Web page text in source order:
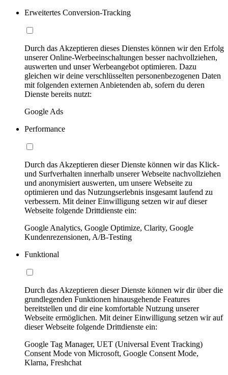
Erweitertes Conversion-Tracking
Durch das Akzeptieren dieses Dienstes können wir den Erfolg
unserer Online-Werbeeinschaltungen besser nachvollziehen,
auswerten und unser Werbeangebot optimieren. Dazu
gleichen wir deine verschlüsselten personenbezogenen Daten
mit folgenden externen Anbietenden ab, sofern du deren
Dienste bereits nutzt:
Google Ads
Performance
Durch das Akzeptieren dieser Dienste können wir das Klick-
und Surfverhalten innerhalb unserer Webseite nachvollziehen
und anonymisiert auswerten, um unsere Webseite zu
optimieren und das Nutzungserlebnis insgesamt laufend zu
verbessern. Mit deiner Einwilligung setzen wir auf dieser
Webseite folgende Drittdienste ein:
Google Analytics, Google Optimize, Clarity, Google
Kundenrezensionen, A/B-Testing
Funktional
Durch das Akzeptieren dieser Dienste können wir dir über die
grundlegenden Funktionen hinausgehende Features
bereitstellen und dir eine komfortable Nutzung unserer
Webseite ermöglichen. Mit deiner Einwilligung setzen wir auf
dieser Webseite folgende Drittdienste ein:
Google Tag Manager, UET (Universal Event Tracking)
Consent Mode von Microsoft, Google Consent Mode,
Klarna, Freshchat